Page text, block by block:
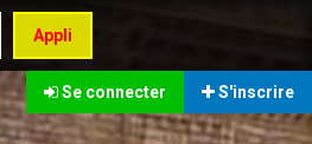
Appli
Se connecter S'inscrire